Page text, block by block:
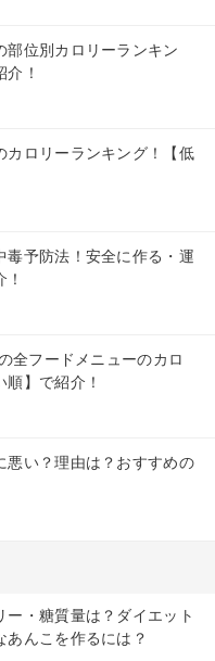
部位別カロリーランキン
！
カロリーランキング！【低
毒予防法！安全に作る・運
全フードメニューのカロ
順】で紹介！
悪い？理由は？おすすめの
・糖質量は？ダイエット
あんこを作るには？